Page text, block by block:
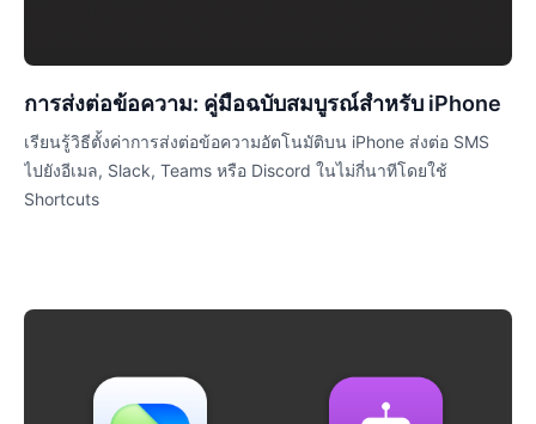
การส่งต่อข้อความ: คู่มือฉบับสมบูรณ์สำหรับ iPhone
เรียนรู้วิธีตั้งค่าการส่งต่อข้อความอัตโนมัติบน iPhone ส่งต่อ SMS
ไปยังอีเมล, Slack, Teams หรือ Discord ในไม่กี่นาทีโดยใช้
Shortcuts